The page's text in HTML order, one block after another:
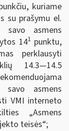
kuriame
su prašymu el.
savo asmens
141 punktu,
perklausyti
14.3—14.5
savo asmens
VMI interneto
„Asmens
teisės“;